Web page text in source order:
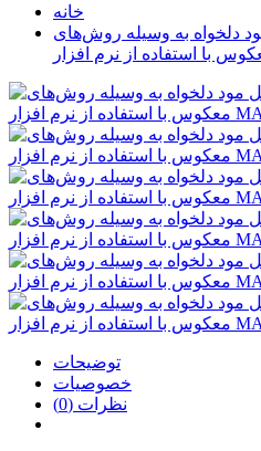
خانه
دلخواه به وسیله روش‌های
توضیحات
خصوصیات
نظرات (0)